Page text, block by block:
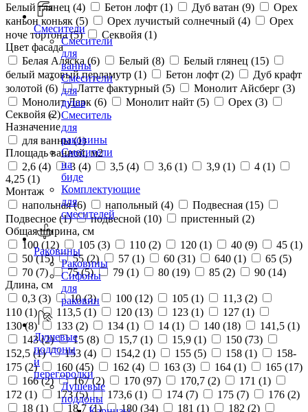
Смесители
Смесители
для
ванны
Смесители
для
душа
Смеситель
для
раковины
Смесители
на
биде
Комплектующие
для
смесителей
Раковины
Раковины
Сифоны
для
раковин
Душевые
поддоны
и
перегородки
Душевые
поддоны
Белый глянец (4) Бетон лофт (1) Дуб ватан (9)
Орех
каньон коньяк (5) Орех лучистый солнечный (4)
Орех
ноче тортона (5) Секвойя (1)
Цвет фасада
Белая Аляска (6) Белый (8) Белый глянец (15)
белый матовый перламутр (1) Бетон лофт (2)
Дуб крафт
золотой (6) Латте фактурный (5) Монолит Айсберг (3)
Монолит Дарк (6) Монолит найт (5) Орех (3)
Секвойя (2)
Назначение
для ванны (1)
Площадь ванной, м2
2,6 (4) 3 (4) 3,5 (4) 3,6 (1) 3,9 (1) 4 (1)
4,25 (1)
Монтаж
напольная (6) напольный (4) Подвесная (15)
Подвесное (1) подвесной (10) пристенный (2)
Общая ширина, см
100 (12) 105 (3) 110 (2) 120 (1) 40 (9) 45 (1)
50 (15) 55 (2) 57 (1) 60 (31) 640 (1) 65 (5)
70 (7) 75 (5) 79 (1) 80 (19) 85 (2) 90 (14)
Длина, см
0,3 (3) 10 (3) 100 (12) 105 (1) 11,3 (2)
110 (1) 113,5 (1) 120 (13) 123 (1) 127 (1)
130 (8) 133 (2) 134 (1) 14 (1) 140 (18) 141,5 (1)
143 (2) 15 (8) 15,7 (1) 15,9 (1) 150 (73)
152,5 (1) 153 (4) 154,2 (1) 155 (5) 158 (1)
158-
175 (2) 160 (45) 162 (4) 163 (3) 164 (1) 165 (17)
166 (2) 167 (2) 170 (97) 170,7 (2) 171 (1)
172 (1) 173 (5) 173,6 (1) 174 (7) 175 (7) 176 (2)
18 (1) 18,7 (1) 180 (34) 181 (1) 182 (2)